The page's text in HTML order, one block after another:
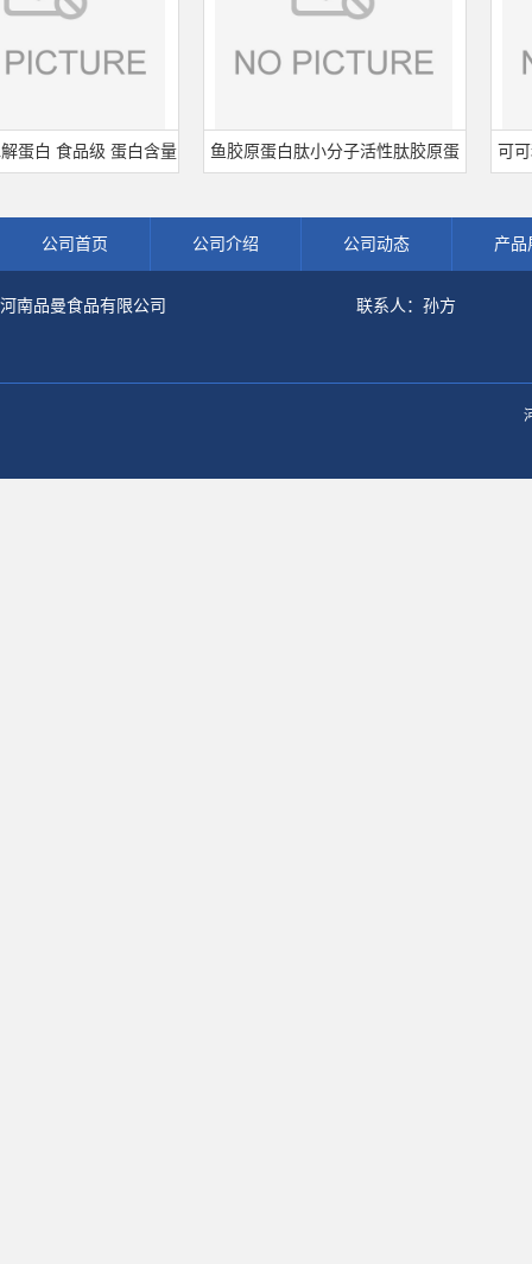
白 食品级 蛋白含量 鱼胶原蛋白肽小分子活性肽胶原蛋 可可粉
公司首页 公司介绍 公司动态 产品
河南品曼食品有限公司 联系人：孙方